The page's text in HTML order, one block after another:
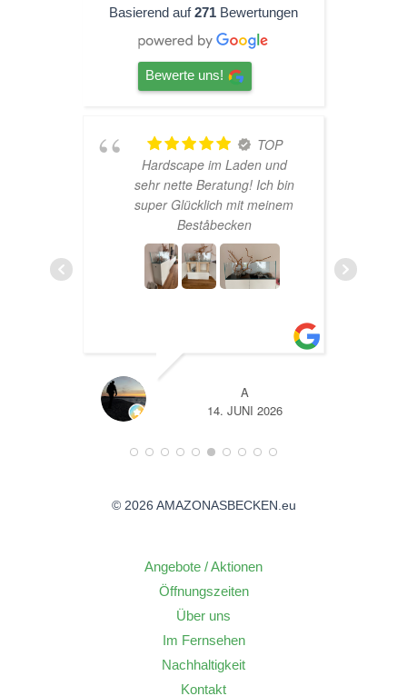
Basierend auf271 Bewertungen
Bewerte uns!
TOP
Hardscape im Laden und
sehr nette Beratung! Ich bin
super Glücklich mit meinem
Beståbecken
A
14. JUNI 2026
© 2026 AMAZONASBECKEN.eu
Angebote / Aktionen
Öffnungszeiten
Über uns
Im Fernsehen
Nachhaltigkeit
Kontakt